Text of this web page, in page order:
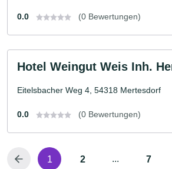
0.0 (0 Bewertungen)
Hotel Weingut Weis Inh.
Eitelsbacher Weg 4, 54318 Mertesdorf
0.0 (0 Bewertungen)
1 2 ... 7